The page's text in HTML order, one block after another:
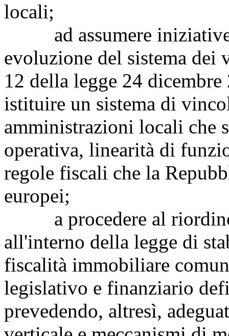
locali;
ad assumere iniziative
evoluzione del sistema
12 della legge 24
istituire un sistema di
amministrazioni locali che
operativa, linearità di
regole fiscali che la
europei;
a procedere al riordino
all'interno della legge di
fiscalità immobiliare
legislativo e finanziario
prevedendo, altresì,